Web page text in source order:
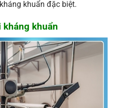
khuẩn đặc biệt.
kháng khuẩn